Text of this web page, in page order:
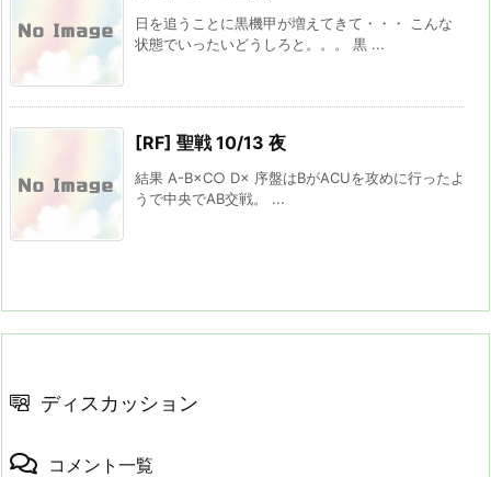
日を追うことに黒機甲が増えてきて・・・ こんな
状態でいったいどうしろと。。。 黒 ...
[RF] 聖戦 10/13 夜
結果 A-B×C○ D× 序盤はBがACUを攻めに行ったよ
うで中央でAB交戦。 ...
ディスカッション
コメント一覧